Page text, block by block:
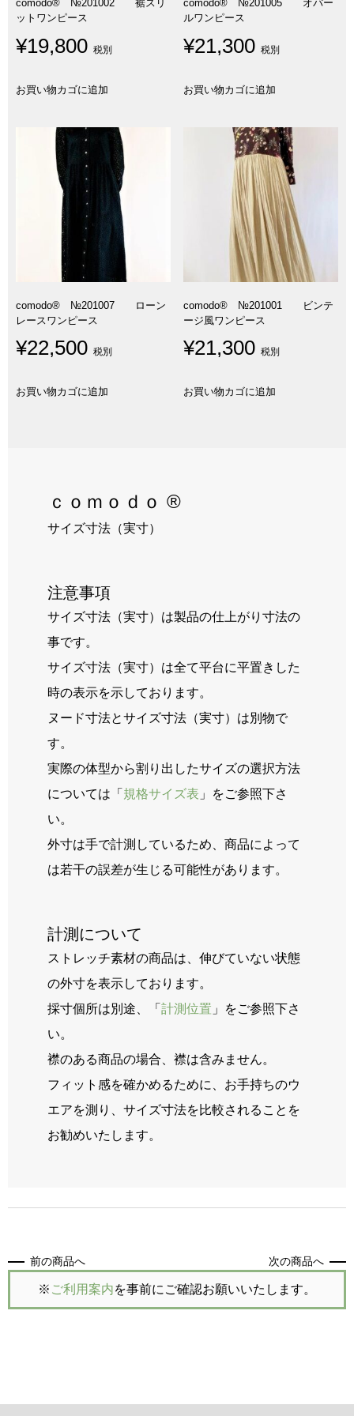
comodo® №201002 裾スリ
ットワンピース
¥19,800 税別
お買い物カゴに追加
comodo® №201005 オパー
ルワンピース
¥21,300 税別
お買い物カゴに追加
comodo® №201007 ローン
レースワンピース
¥22,500 税別
お買い物カゴに追加
comodo® №201001 ビンテ
ージ風ワンピース
¥21,300 税別
お買い物カゴに追加
ｃｏｍｏｄｏ ®
サイズ寸法（実寸）
注意事項
サイズ寸法（実寸）は製品の仕上がり寸法の
事です。
サイズ寸法（実寸）は全て平台に平置きした
時の表示を示しております。
ヌード寸法とサイズ寸法（実寸）は別物で
す。
実際の体型から割り出したサイズの選択方法
については「 規格サイズ表 」をご参照下さ
い。
外寸は手で計測しているため、商品によって
は若干の誤差が生じる可能性があります。
計測について
ストレッチ素材の商品は、伸びていない状態
の外寸を表示しております。
採寸個所は別途、「 計測位置 」をご参照下さ
い。
襟のある商品の場合、襟は含みません。
フィット感を確かめるために、お手持ちのウ
エアを測り、サイズ寸法を比較されることを
お勧めいたします。
前の商品へ 次の商品へ
※ ご利用案内を事前にご確認お願いいたします。